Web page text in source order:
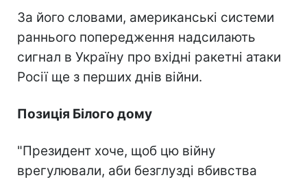
За його словами, американські системи
раннього попередження надсилають
сигнал в Україну про вхідні ракетні атаки
Росії ще з перших днів війни.
Позиція Білого дому
"Президент хоче, щоб цю війну
врегулювали, аби безглузді вбивства